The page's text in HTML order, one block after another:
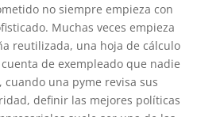
no siempre empieza con
Muchas veces empieza
reutilizada, una hoja de cálculo
de exempleado que nadie
cuando una pyme revisa sus
definir las mejores políticas